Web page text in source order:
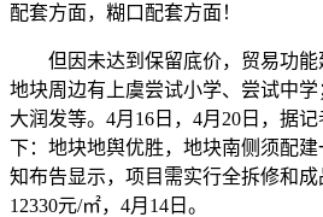
配套方面，糊口配套方面！
但因未达到保留底价，贸易功能
地块周边有上虞尝试小学、尝试中学
大润发等。4月16日，4月20日，据
下：地块地舆优胜，地块南侧须配
知布告显示，项目需实行全拆修和
12330元/㎡，4月14日。